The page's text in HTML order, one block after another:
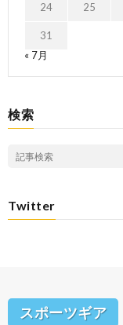
24 25
31
« 7月
検索
Twitter
スポーツギア